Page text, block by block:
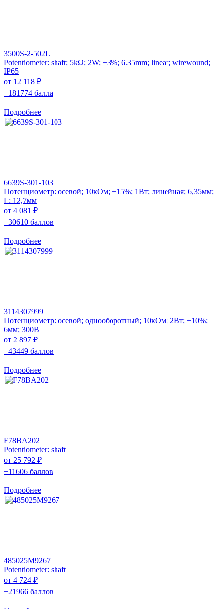
3500S-2-502L
Potentiometer: shaft; 5kΩ; 2W; ±3%; 6.35mm; linear; wirewound;
IP65
от 12 118 ₽
+181774 балла
Подробнее
6639S-301-103
Потенциометр: осевой; 10кОм; ±15%; 1Вт; линейная; 6,35мм;
L: 12,7мм
от 4 081 ₽
+30610 баллов
Подробнее
3114307999
Потенциометр: осевой; однооборотный; 10кОм; 2Вт; ±10%;
6мм; 300В
от 2 897 ₽
+43449 баллов
Подробнее
F78BA202
Potentiometer: shaft
от 25 792 ₽
+11606 баллов
Подробнее
485025M9267
Potentiometer: shaft
от 4 724 ₽
+21966 баллов